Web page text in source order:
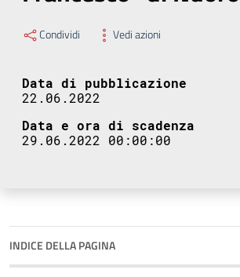
Condividi Vedi azioni
Data di pubblicazione
22.06.2022
Data e ora di scadenza
29.06.2022 00:00:00
INDICE DELLA PAGINA